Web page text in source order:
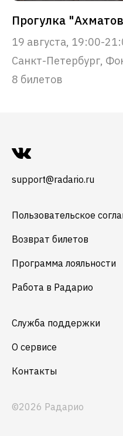
19 августа, 19:00-
8 билетов
support@radario.ru
Пользовательское
Возврат билетов
Программа лояльности
Работа в Радарио
Служба поддержки
О сервисе
Контакты
©2026 Радарио